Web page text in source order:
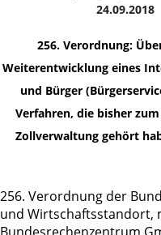
24.09.2018
256. Verordnung:
Weiterentwicklung eines
und Bürger
Verfahren, die bisher
Zollverwaltung gehört
256. Verordnung der
und Wirtschaftsstandort,